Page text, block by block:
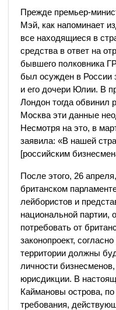
Прежде премьер-
Мэй, как напоминает
все находящиеся в
средства в ответ на
бывшего полковника
был осужден в России
и его дочери Юлии. В
Лондон тогда обвинил
Москва эти данные
Несмотря на это, в
заявила: «В нашей
[российским
После этого, 26
британском
лейбористов и
национальной партии,
потребовать от
законопроект,
территории должны
личности
юрисдикции. В
Каймановы острова, по
требования,